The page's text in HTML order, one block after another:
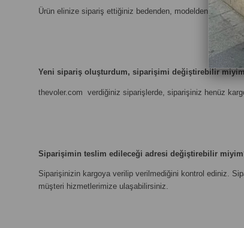
Ürün elinize sipariş ettiğiniz bedenden, modelden ya da
Yeni sipariş oluşturdum, siparişimi değiştirebilir
thevoler.com verdiğiniz siparişlerde, siparişiniz henüz
Siparişimin teslim edileceği adresi değiştirebilir
Siparişinizin kargoya verilip verilmediğini kontrol ediniz.
müşteri hizmetlerimize ulaşabilirsiniz.